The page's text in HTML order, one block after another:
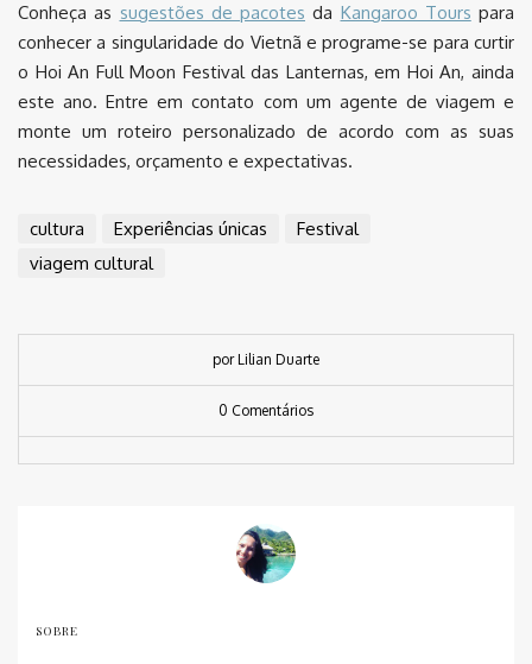
Conheça as sugestões de pacotes da Kangaroo Tours para
conhecer a singularidade do Vietnã e programe-se para curtir
o Hoi An Full Moon Festival das Lanternas, em Hoi An, ainda
este ano. Entre em contato com um agente de viagem e
monte um roteiro personalizado de acordo com as suas
necessidades, orçamento e expectativas.
cultura Experiências únicas
Festival
viagem cultural
por Lilian Duarte
0 Comentários
SOBRE